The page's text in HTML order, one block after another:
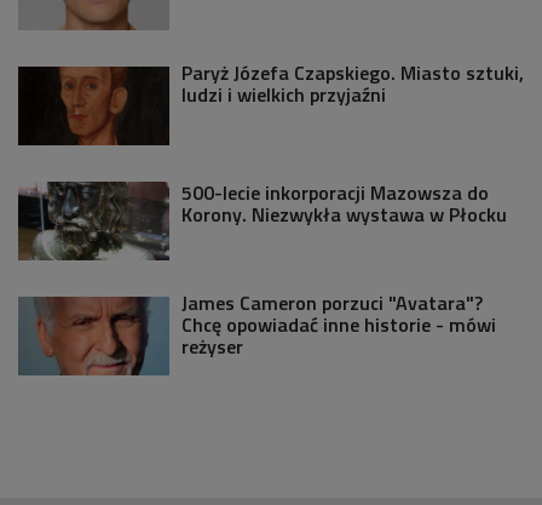
Paryż Józefa Czapskiego. Miasto sztuki,
ludzi i wielkich przyjaźni
500-lecie inkorporacji Mazowsza do
Korony. Niezwykła wystawa w Płocku
James Cameron porzuci "Avatara"?
Chcę opowiadać inne historie - mówi
reżyser